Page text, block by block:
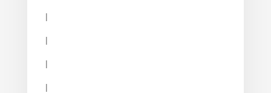
|
|
|
|